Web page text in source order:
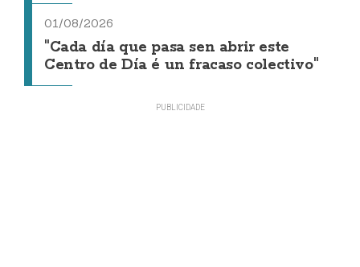
01/08/2026
"Cada día que pasa sen abrir este
Centro de Día é un fracaso colectivo"